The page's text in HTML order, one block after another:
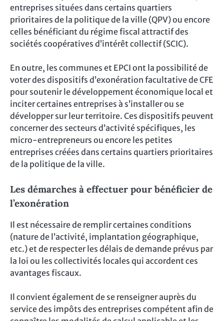
entreprises situées dans certains quartiers
prioritaires de la politique de la ville (QPV) ou encore
celles bénéficiant du régime fiscal attractif des
sociétés coopératives d’intérêt collectif (SCIC).
En outre, les communes et EPCI ont la possibilité de
voter des dispositifs d’exonération facultative de CFE
pour soutenir le développement économique local et
inciter certaines entreprises à s’installer ou se
développer sur leur territoire. Ces dispositifs peuvent
concerner des secteurs d’activité spécifiques, les
micro-entrepreneurs ou encore les petites
entreprises créées dans certains quartiers prioritaires
de la politique de la ville.
Les démarches à effectuer pour bénéficier de
l’exonération
Il est nécessaire de remplir certaines conditions
(nature de l’activité, implantation géographique,
etc.) et de respecter les délais de demande prévus par
la loi ou les collectivités locales qui accordent ces
avantages fiscaux.
Il convient également de se renseigner auprès du
service des impôts des entreprises compétent afin de